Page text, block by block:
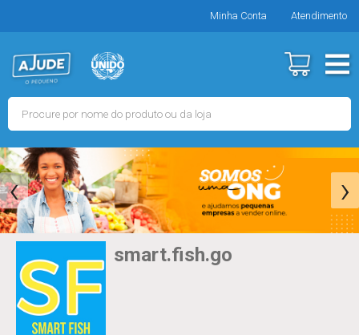
Minha Conta Atendimento
‹ ›
smart.fish.go